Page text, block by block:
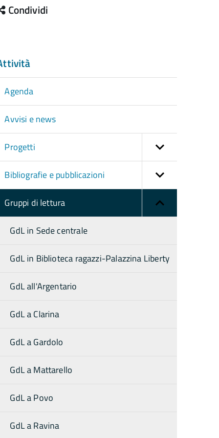
Condividi
Agenda
Avvisi e news
Progetti
Bibliografie e pubblicazioni
Gruppi di lettura
GdL in Sede centrale
GdL in Biblioteca ragazzi-Palazzina Liberty
GdL all'Argentario
GdL a Clarina
GdL a Gardolo
GdL a Mattarello
GdL a Povo
GdL a Ravina